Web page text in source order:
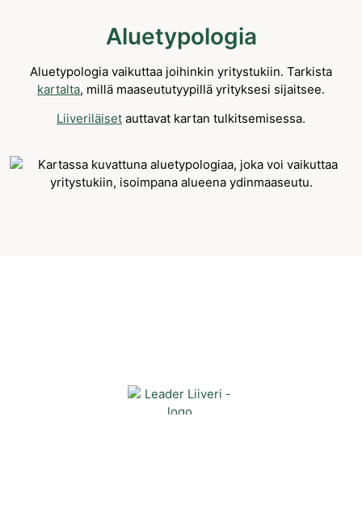
Aluetypologia
Aluetypologia vaikuttaa joihinkin yritystukiin. Tarkista
kartalta, millä maaseututyypillä yrityksesi sijaitsee.
Liiveriläiset auttavat kartan tulkitsemisessa.